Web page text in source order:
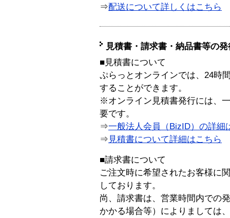
⇒配送について詳しくはこちら
見積書・請求書・納品書等の
■見積書について
ぷらっとオンラインでは、24時
することができます。
※オンライン見積書発行には、
要です。
⇒一般法人会員（BizID）の詳細
⇒ 見積書について詳細はこちら
■請求書について
ご注文時に希望されたお客様に
しております。
尚、請求書は、営業時間内での
かかる場合等）によりましては